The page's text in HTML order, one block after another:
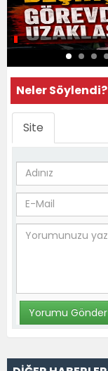
Neler Söylendi?
Site